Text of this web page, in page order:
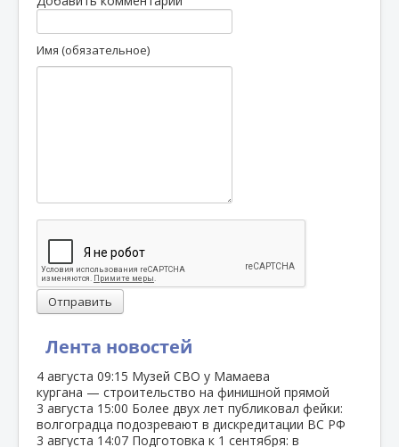
Лента новостей
4 августа 09:15 Музей СВО у Мамаева
кургана — строительство на финишной прямой
3 августа 15:00 Более двух лет публиковал фейки:
волгоградца подозревают в дискредитации ВС РФ
3 августа 14:07 Подготовка к 1 сентября: в
Имя (обязательное)
Отправить